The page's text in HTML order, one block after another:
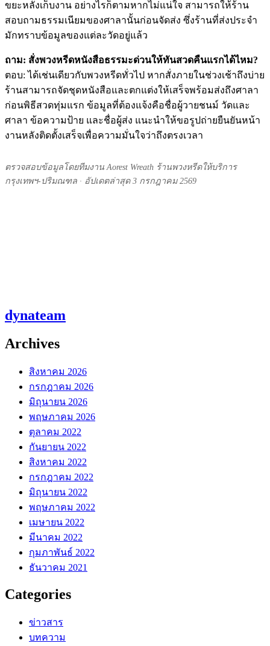
ขยะหลังเก็บงาน อย่างไรก็ตามหากไม่แน่ใจ สามารถให้ร้าน
สอบถามธรรมเนียมของศาลานั้นก่อนจัดส่ง ซึ่งร้านที่ส่งประจำ
มักทราบข้อมูลของแต่ละวัดอยู่แล้ว
ถาม: สั่งพวงหรีดหนังสือธรรมะด่วนให้ทันสวดคืนแรกได้ไหม?
ตอบ: ได้เช่นเดียวกับพวงหรีดทั่วไป หากสั่งภายในช่วงเช้าถึงบ่าย
ร้านสามารถจัดชุดหนังสือและตกแต่งให้เสร็จพร้อมส่งถึงศาลา
ก่อนพิธีสวดทุ่มแรก ข้อมูลที่ต้องแจ้งคือชื่อผู้วายชนม์ วัดและ
ศาลา ข้อความป้าย และชื่อผู้ส่ง แนะนำให้ขอรูปถ่ายยืนยันหน้า
งานหลังติดตั้งเสร็จเพื่อความมั่นใจว่าถึงตรงเวลา
ตรวจสอบข้อมูลโดยทีมงาน Aorest Wreath ร้านพวงหรีดให้บริการ
กรุงเทพฯ-ปริมณฑล · อัปเดตล่าสุด 3 กรกฎาคม 2569
dynateam
Archives
สิงหาคม 2026
กรกฎาคม 2026
มิถุนายน 2026
พฤษภาคม 2026
ตุลาคม 2022
กันยายน 2022
สิงหาคม 2022
กรกฎาคม 2022
มิถุนายน 2022
พฤษภาคม 2022
เมษายน 2022
มีนาคม 2022
กุมภาพันธ์ 2022
ธันวาคม 2021
Categories
ข่าวสาร
บทความ